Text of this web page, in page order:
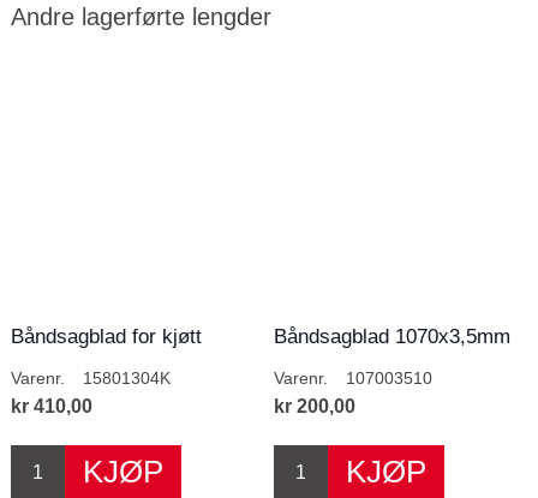
Andre lagerførte lengder
Båndsagblad for kjøtt
Varenr. 15801304K
kr 410,00
Båndsagblad 1070x3,5mm
Varenr. 107003510
kr 200,00